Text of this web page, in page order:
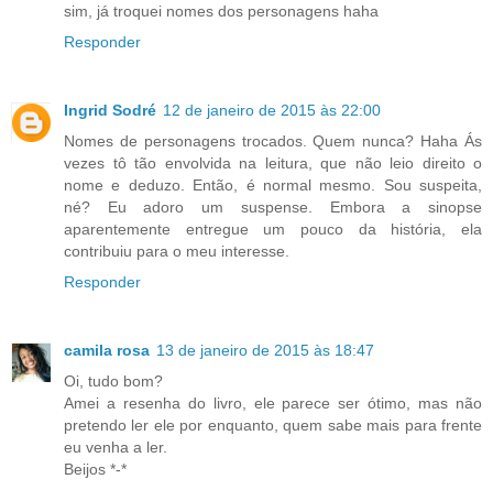
sim, já troquei nomes dos personagens haha
Responder
Ingrid Sodré 12 de janeiro de 2015 às 22:00
Nomes de personagens trocados. Quem nunca? Haha Ás
vezes tô tão envolvida na leitura, que não leio direito o
nome e deduzo. Então, é normal mesmo. Sou suspeita,
né? Eu adoro um suspense. Embora a sinopse
aparentemente entregue um pouco da história, ela
contribuiu para o meu interesse.
Responder
camila rosa 13 de janeiro de 2015 às 18:47
Oi, tudo bom?
Amei a resenha do livro, ele parece ser ótimo, mas não
pretendo ler ele por enquanto, quem sabe mais para frente
eu venha a ler.
Beijos *-*